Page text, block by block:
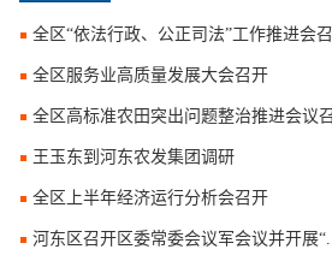
全区“依法行政、公正司法”工作推进会
全区服务业高质量发展大会召开
全区高标准农田突出问题整治推进会议
王玉东到河东农发集团调研
全区上半年经济运行分析会召开
河东区召开区委常委会议军会议并开展